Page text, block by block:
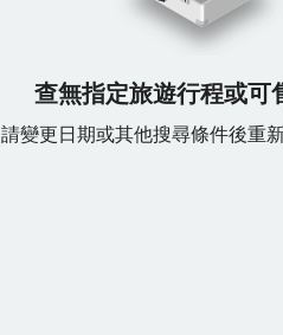
查無指定旅遊行程或可
請變更日期或其他搜尋條件後重